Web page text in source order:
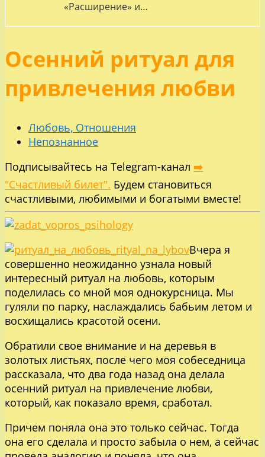
«Расширение» и…
Осенний ритуал для
привлечения любви
Любовь, Отношения
Непознанное
Подписывайтесь на Telegram-канал ➡️
"Счастливый билет". Будем становиться
счастливыми, любимыми и богатыми вместе!
Вчера я
совершенно неожиданно узнала новый
интересный ритуал на любовь, которым
поделилась со мной моя однокурсница. Мы
гуляли по парку, наслаждались бабьим летом и
восхищались красотой осени.
Обратили свое внимание и на деревья в
золотых листьях, после чего моя собеседница
рассказала, что два года назад она делала
осенний ритуал на привлечение любви,
который, как показало время, сработал.
Причем поняла она это только сейчас. Тогда
она его сделала и просто забыла о нем, а сейчас